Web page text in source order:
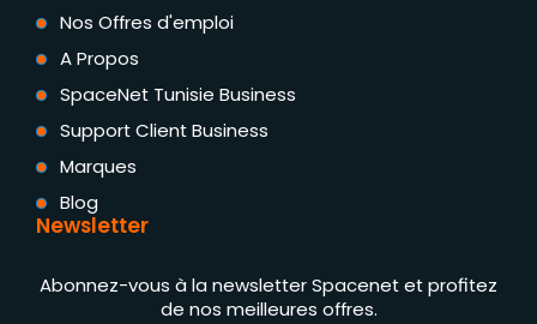
Nos Offres d'emploi
A Propos
SpaceNet Tunisie Business
Support Client Business
Marques
Blog
Newsletter
Abonnez-vous à la newsletter Spacenet et profitez
de nos meilleures offres.